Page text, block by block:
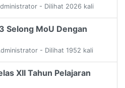
- Dilihat 2026 kali
Selong MoU Dengan
- Dilihat 1952 kali
XII Tahun Pelajaran